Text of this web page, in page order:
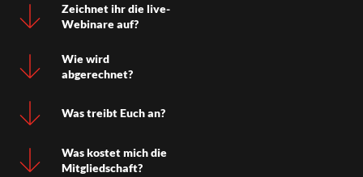
Zeichnet ihr die live-
Webinare auf?
Wie wird
abgerechnet?
Was treibt Euch an?
Was kostet mich die
Mitgliedschaft?